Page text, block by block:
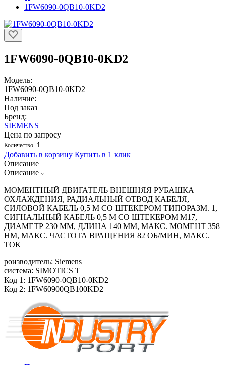
1FW6090-0QB10-0KD2
1FW6090-0QB10-0KD2
Модель:
1FW6090-0QB10-0KD2
Наличие:
Под заказ
Бренд:
SIEMENS
Цена по запросу
Количество
Добавить в корзину Купить в 1 клик
Описание
Описание
МОМЕНТНЫЙ ДВИГАТЕЛЬ ВНЕШНЯЯ РУБАШКА
ОХЛАЖДЕНИЯ, РАДИАЛЬНЫЙ ОТВОД КАБЕЛЯ,
СИЛОВОЙ КАБЕЛЬ 0,5 М СО ШТЕКЕРОМ ТИПОРАЗМ. 1,
СИГНАЛЬНЫЙ КАБЕЛЬ 0,5 М СО ШТЕКЕРОМ M17,
ДИАМЕТР 230 ММ, ДЛИНА 140 ММ, МАКС. МОМЕНТ 358
HM, МАКС. ЧАСТОТА ВРАЩЕНИЯ 82 ОБ/МИН, МАКС.
ТОК
роизводитель: Siemens
система: SIMOTICS T
Код 1: 1FW6090-0QB10-0KD2
Код 2: 1FW60900QB100KD2